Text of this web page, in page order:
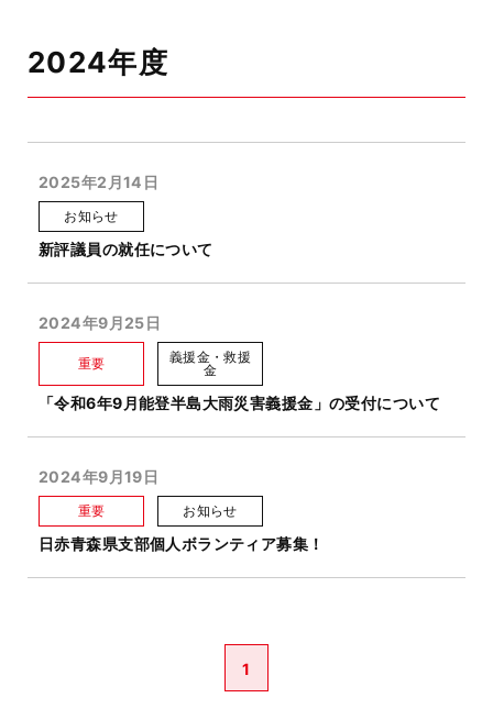
2024年度
2025年2月14日
お知らせ
新評議員の就任について
2024年9月25日
重要
義援金・救援
金
「令和6年9月能登半島大雨災害義援金」の受付について
2024年9月19日
重要 お知らせ
日赤青森県支部個人ボランティア募集！
1